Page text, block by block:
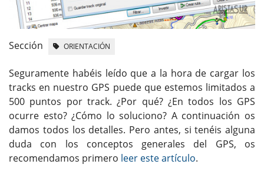
Sección ORIENTACIÓN
Seguramente habéis leído que a la hora de cargar los
tracks en nuestro GPS puede que estemos limitados a
500 puntos por track. ¿Por qué? ¿En todos los GPS
ocurre esto? ¿Cómo lo soluciono? A continuación os
damos todos los detalles. Pero antes, si tenéis alguna
duda con los conceptos generales del GPS, os
recomendamos primero leer este artículo.